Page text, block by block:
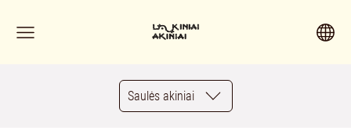
Saulės akiniai